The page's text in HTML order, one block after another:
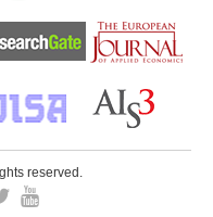
reserved.